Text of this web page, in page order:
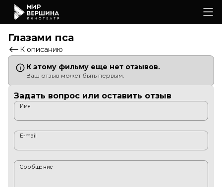
Глазами пса
К описанию
К этому фильму еще нет отзывов.
Ваш отзыв может быть первым.
Задать вопрос или оставить отзыв
Имя
E-mail
Сообщение